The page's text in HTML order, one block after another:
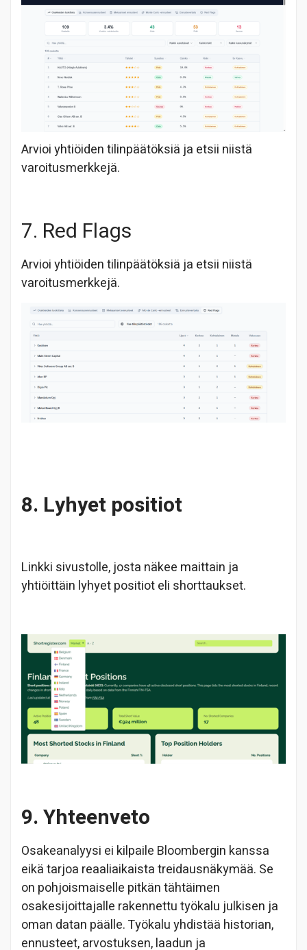
Arvioi yhtiöiden tilinpäätöksiä ja etsii niistä
varoitusmerkkejä.
7. Red Flags
Arvioi yhtiöiden tilinpäätöksiä ja etsii niistä
varoitusmerkkejä.
8. Lyhyet positiot
Linkki sivustolle, josta näkee maittain ja
yhtiöittäin lyhyet positiot eli shorttaukset.
9. Yhteenveto
Osakeanalyysi ei kilpaile Bloombergin kanssa
eikä tarjoa reaaliaikaista treidausnäkymää. Se
on pohjoismaiselle pitkän tähtäimen
osakesijoittajalle rakennettu työkalu julkisen ja
oman datan päälle. Työkalu yhdistää historian,
ennusteet, arvostuksen, laadun ja